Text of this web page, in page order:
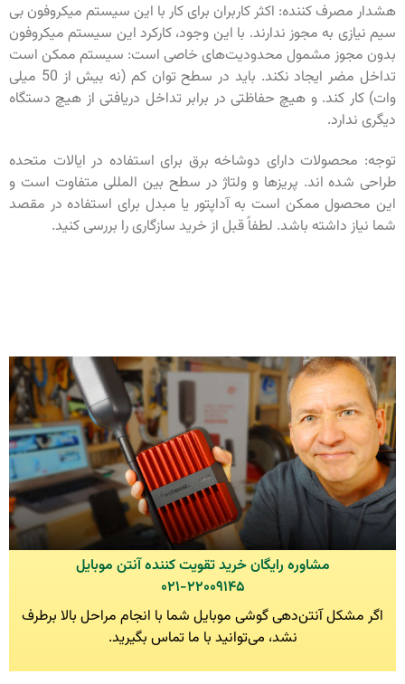
هشدار مصرف کننده: اکثر کاربران برای کار با این سیستم میکروفون بی
سیم نیازی به مجوز ندارند. با این وجود، کارکرد این سیستم میکروفون
بدون مجوز مشمول محدودیت‌های خاصی است: سیستم ممکن است
تداخل مضر ایجاد نکند. باید در سطح توان کم (نه بیش از 50 میلی
وات) کار کند. و هیچ حفاظتی در برابر تداخل دریافتی از هیچ دستگاه
دیگری ندارد.
توجه: محصولات دارای دوشاخه برق برای استفاده در ایالات متحده
طراحی شده اند. پریزها و ولتاژ در سطح بین المللی متفاوت است و
این محصول ممکن است به آداپتور یا مبدل برای استفاده در مقصد
شما نیاز داشته باشد. لطفاً قبل از خرید سازگاری را بررسی کنید.
مشاوره رایگان خرید تقویت کننده آنتن موبایل
۰۲۱-۲۲۰۰۹۱۴۵
اگر مشکل آنتن‌دهی گوشی موبایل شما با انجام مراحل بالا برطرف
نشد، می‌توانید با ما تماس بگیرید.